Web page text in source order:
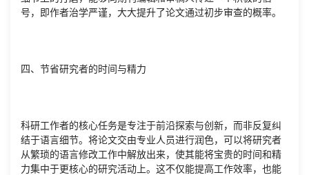
号，即作者治学严谨，大大提升了论文通过初步审查的概率。
四、节省研究者的时间与精力
科研工作者的核心任务是专注于前沿探索与创新，而非反复纠
结于语言细节。将论文交由专业人员进行润色，可以将研究者
从繁琐的语言修改工作中解放出来，使其能将宝贵的时间和精
力集中于更核心的研究活动上。这不仅能提高工作效率，也能